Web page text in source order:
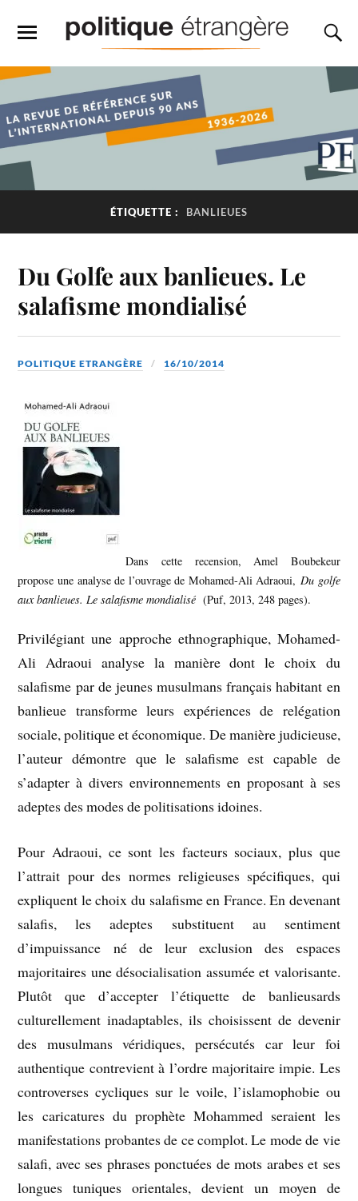
ÉTIQUETTE : BANLIEUES
Du Golfe aux banlieues. Le
salafisme mondialisé
POLITIQUE ETRANGÈRE 16/10/2014
Dans cette recension, Amel Boubekeur
propose une analyse de l’ouvrage de Mohamed-Ali Adraoui,Du golfe
aux banlieues. Le salafisme mondialisé (Puf, 2013, 248 pages).
Privilégiant une approche ethnographique, Mohamed-
Ali Adraoui analyse la manière dont le choix du
salafisme par de jeunes musulmans français habitant en
banlieue transforme leurs expériences de relégation
sociale, politique et économique. De manière judicieuse,
l’auteur démontre que le salafisme est capable de
s’adapter à divers environnements en proposant à ses
adeptes des modes de politisations idoines.
Pour Adraoui, ce sont les facteurs sociaux, plus que
l’attrait pour des normes religieuses spécifiques, qui
expliquent le choix du salafisme en France. En devenant
salafis, les adeptes substituent au sentiment
d’impuissance né de leur exclusion des espaces
majoritaires une désocialisation assumée et valorisante.
Plutôt que d’accepter l’étiquette de banlieusards
culturellement inadaptables, ils choisissent de devenir
des musulmans véridiques, persécutés car leur foi
authentique contrevient à l’ordre majoritaire impie. Les
controverses cycliques sur le voile, l’islamophobie ou
les caricatures du prophète Mohammed seraient les
manifestations probantes de ce complot. Le mode de vie
salafi, avec ses phrases ponctuées de mots arabes et ses
longues tuniques orientales, devient un moyen de